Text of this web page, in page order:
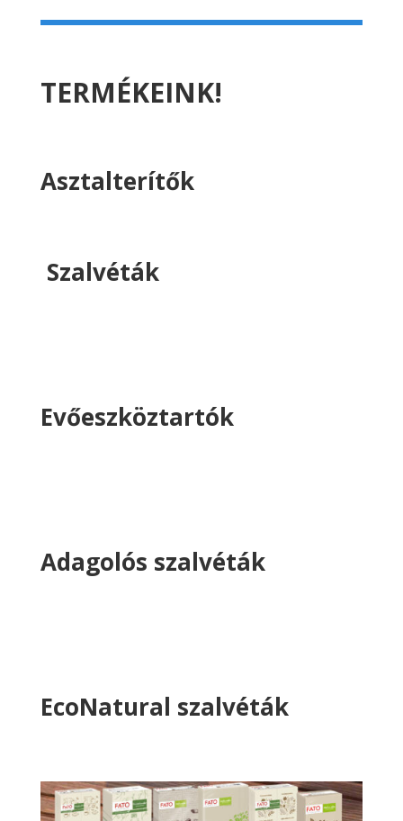
TERMÉKEINK!
Asztalterítők
Szalvéták
Evőeszköztartók
Adagolós szalvéták
EcoNatural szalvéták